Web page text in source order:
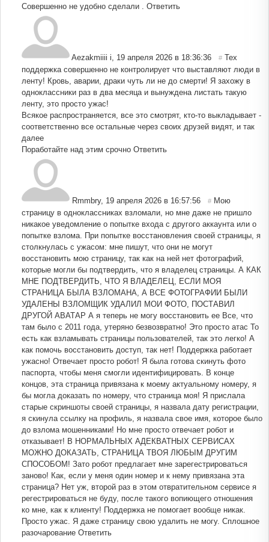
Совершенно не удобно сделали .
Ответить
Aezakmiiii i 19 апреля 2026 в 18:36:36 # Тех
поддержка совершенно не контролирует что выставляют люди в
ленту! Кровь, аварии, драки чуть ли не до смерти! Я захожу в
одноклассники раз в два месяца и вынуждена листать такую
ленту, это просто ужас!
Всякое распространяется, все это смотрят, кто-то выкладывает -
соответственно все остальные через своих друзей видят, и так
далее
Поработайте над этим срочно Ответить
Rmmbry, 19 апреля 2026 в 16:57:56 # Мою
страницу в одноклассниках взломали, но мне даже не пришло
никакое уведомление о попытке входа с другого аккаунта или о
попытке взлома. При попытке восстановления своей страницы, я
столкнулась с ужасом: мне пишут, что они не могут
восстановить мою страницу, так как на ней нет фотографий,
которые могли бы подтвердить, что я владелец страницы. А КАК
МНЕ ПОДТВЕРДИТЬ, ЧТО Я ВЛАДЕЛЕЦ, ЕСЛИ МОЯ
СТРАНИЦА БЫЛА ВЗЛОМАНА, А ВСЕ ФОТОГРАФИИ БЫЛИ
УДАЛЕНЫ ВЗЛОМЩИК УДАЛИЛ МОИ ФОТО, ПОСТАВИЛ
ДРУГОЙ АВАТАР А я теперь не могу восстановить ее Все, что
там было с 2011 года, утеряно безвозвратно! Это просто атас То
есть как взламывать страницы пользователей, так это легко! А
как помочь восстановить доступ, так нет! Поддержка работает
ужасно! Отвечает просто робот! Я была готова скинуть фото
паспорта, чтобы меня смогли идентифицировать. В конце
концов, эта страница привязана к моему актуальному номеру, я
бы могла доказать по номеру, что страница моя! Я прислала
старые скриншоты своей страницы, я назвала дату регистрации,
я скинула ссылку на профиль, я назвала свое имя, которое было
до взлома мошенниками! Но мне просто отвечает робот и
отказывает! В НОРМАЛЬНЫХ АДЕКВАТНЫХ СЕРВИСАХ
МОЖНО ДОКАЗАТЬ, СТРАНИЦА ТВОЯ ЛЮБЫМ ДРУГИМ
СПОСОБОМ! Зато робот предлагает мне зарегестрироваться
заново! Как, если у меня один номер и к нему привязана эта
страница? Нет уж, второй раз в этом отвратительном сервисе я
регестрироваться не буду, после такого вопиющего отношения
ко мне, как к клиенту! Поддержка не помогает вообще никак.
Просто ужас. Я даже страницу свою удалить не могу. Сплошное
разочарование Ответить